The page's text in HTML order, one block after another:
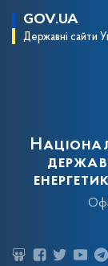
GOV.UA
Державні сайти